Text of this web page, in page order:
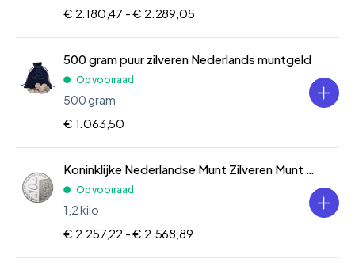
€ 2.180,47 -€ 2.289,05
500 gram puur zilveren Nederlands muntgeld
Op voorraad
500 gram
€ 1.063,50
Koninklijke Nederlandse Munt Zilveren Munt Divers
Op voorraad
1,2 kilo
€ 2.257,22 -€ 2.568,89